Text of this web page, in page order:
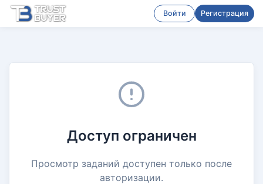
Войти Регистрация
Доступ ограничен
Просмотр заданий доступен только после
авторизации.